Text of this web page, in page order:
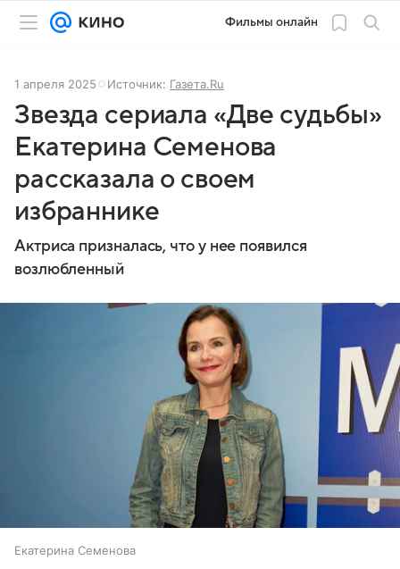
Фильмы онлайн
1 апреля 2025 Источник: Газета.Ru
Звезда сериала «Две судьбы»
Екатерина Семенова
рассказала о своем
избраннике
Актриса призналась, что у нее появился
возлюбленный
Екатерина Семенова